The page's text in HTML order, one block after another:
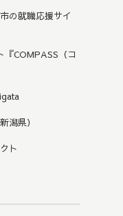
の就職応援サイ
『COMPASS（コ
潟県）
ト